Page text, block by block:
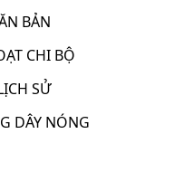
BẢN
CHI BỘ
SỬ
DÂY NÓNG